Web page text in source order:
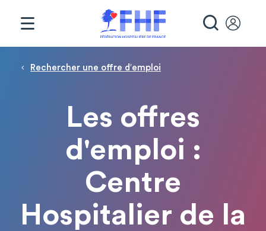
Fil d'Ariane
Rechercher une offre d′emploi
Les offres
d'emploi :
Centre
Hospitalier de la
Panneau de gestion des cookies